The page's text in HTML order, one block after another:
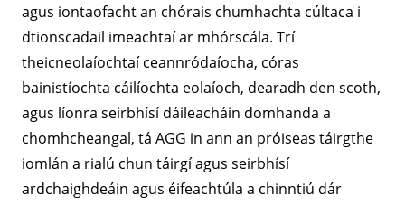
agus iontaofacht an chórais chumhachta cúltaca i
dtionscadail imeachtaí ar mhórscála. Trí
theicneolaíochtaí ceannródaíocha, córas
bainistíochta cáilíochta eolaíoch, dearadh den scoth,
agus líonra seirbhísí dáileacháin domhanda a
chomhcheangal, tá AGG in ann an próiseas táirgthe
iomlán a rialú chun táirgí agus seirbhísí
ardchaighdeáin agus éifeachtúla a chinntiú dár